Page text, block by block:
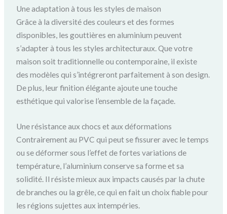
Une adaptation à tous les styles de maison
Grâce à la diversité des couleurs et des formes
disponibles, les gouttières en aluminium peuvent
s’adapter à tous les styles architecturaux. Que votre
maison soit traditionnelle ou contemporaine, il existe
des modèles qui s’intégreront parfaitement à son design.
De plus, leur finition élégante ajoute une touche
esthétique qui valorise l’ensemble de la façade.
Une résistance aux chocs et aux déformations
Contrairement au PVC qui peut se fissurer avec le temps
ou se déformer sous l’effet de fortes variations de
température, l’aluminium conserve sa forme et sa
solidité. Il résiste mieux aux impacts causés par la chute
de branches ou la grêle, ce qui en fait un choix fiable pour
les régions sujettes aux intempéries.